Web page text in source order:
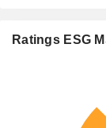
Ratings ESG